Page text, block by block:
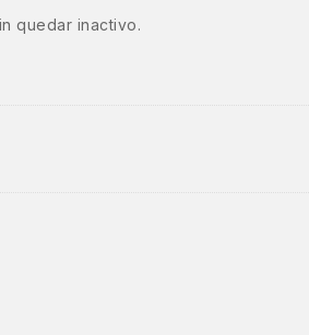
quedar inactivo.